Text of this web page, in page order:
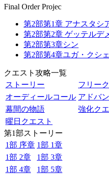
Final Order Projec
第2部第1章 アナスタシ
第2部第2章 ゲッテルデ
第2部第3章シン
第2部第4章ユガ・クシ
クエスト攻略一覧
ストーリー
フリー
オーディールコール アドバ
幕間の物語
強化ク
曜日クエスト
第1部ストーリー
1部 序章 1部 1章
1部 2章
1部 3章
1部 4章
1部 5章